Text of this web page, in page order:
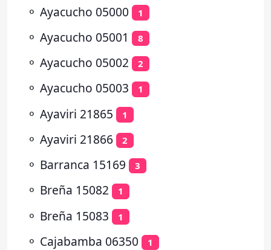
⚬ Ayacucho 05000 1
⚬ Ayacucho 05001 8
⚬ Ayacucho 05002 2
⚬ Ayacucho 05003 1
⚬ Ayaviri 21865 1
⚬ Ayaviri 21866 2
⚬ Barranca 15169 3
⚬ Breña 15082 1
⚬ Breña 15083 1
⚬ Cajabamba 06350 1